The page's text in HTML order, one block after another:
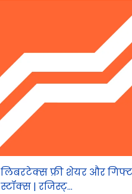
लिबरटेक्स फ्री शेयर और गिफ्ट
स्टॉक्स | रजिस्ट्...